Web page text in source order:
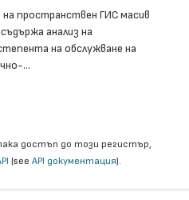
пространствен ГИС масив
анализ на
на обслужване на
...
достъп до този регистър,
(see API документация).